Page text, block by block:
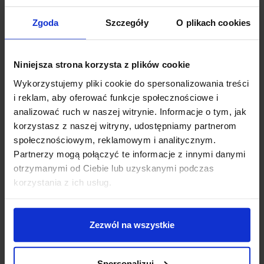
Zgoda Szczegóły O plikach cookies
Niniejsza strona korzysta z plików cookie
Wykorzystujemy pliki cookie do spersonalizowania treści
i reklam, aby oferować funkcje społecznościowe i
analizować ruch w naszej witrynie. Informacje o tym, jak
korzystasz z naszej witryny, udostępniamy partnerom
społecznościowym, reklamowym i analitycznym.
Partnerzy mogą połączyć te informacje z innymi danymi
otrzymanymi od Ciebie lub uzyskanymi podczas
korzystania z ich usług.
Zezwól na wszystkie
Zobacz szczegóły Zobacz szczegóły
Promocja
ELKIM STALA/T 010
1-fazowy
198,03 zł 188,13 zł
Promocja
czarna, złota
193,11 zł 183,45 zł